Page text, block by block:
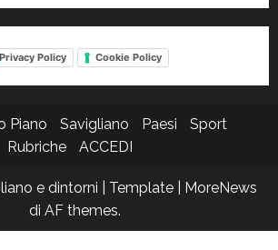
Privacy Policy Cookie Policy
Piano Savigliano Paesi
Sport
Rubriche
ACCEDI
e dintorni | Template
MoreNews
di AF themes.